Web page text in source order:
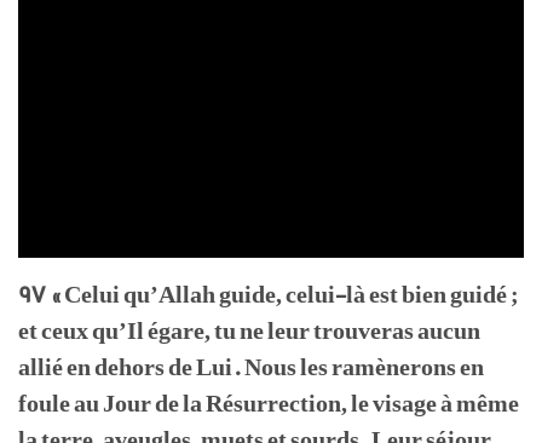
97 « Celui qu’Allah guide, celui-là est bien guidé ;
et ceux qu’Il égare, tu ne leur trouveras aucun
allié en dehors de Lui. Nous les ramènerons en
foule au Jour de la Résurrection, le visage à même